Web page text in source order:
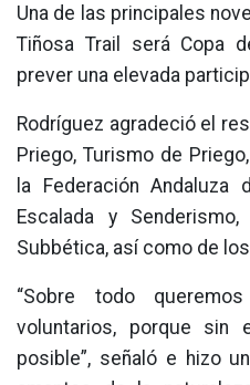
Una de las principales
Tiñosa Trail será Copa
prever una elevada
Rodríguez agradeció el
Priego, Turismo de
la Federación Andaluza
Escalada y
Subbética, así como de
“Sobre todo
voluntarios, porque
posible”, señaló e hizo